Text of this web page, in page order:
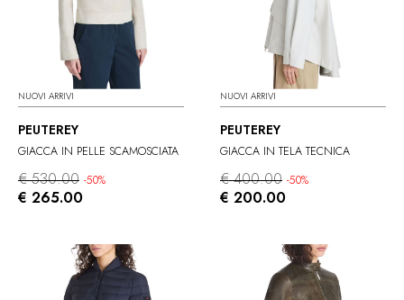
NUOVI ARRIVI
PEUTEREY
GIACCA IN PELLE SCAMOSCIATA
€ 530.00 -50%
€ 265.00
NUOVI ARRIVI
PEUTEREY
GIACCA IN TELA TECNICA
€ 400.00 -50%
€ 200.00